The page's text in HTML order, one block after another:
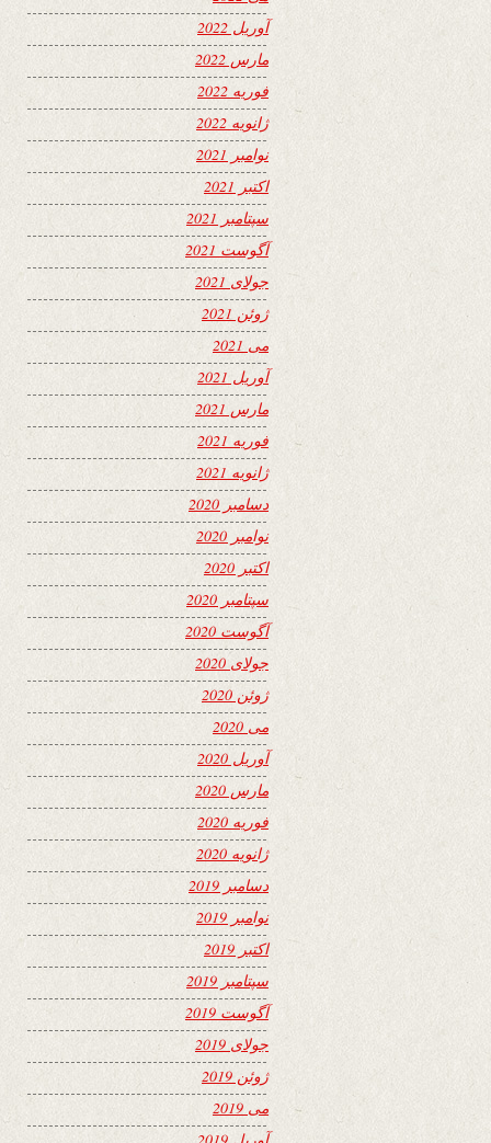
آوریل 2022
مارس 2022
فوریه 2022
ژانویه 2022
نوامبر 2021
اکتبر 2021
سپتامبر 2021
آگوست 2021
جولای 2021
ژوئن 2021
می 2021
آوریل 2021
مارس 2021
فوریه 2021
ژانویه 2021
دسامبر 2020
نوامبر 2020
اکتبر 2020
سپتامبر 2020
آگوست 2020
جولای 2020
ژوئن 2020
می 2020
آوریل 2020
مارس 2020
فوریه 2020
ژانویه 2020
دسامبر 2019
نوامبر 2019
اکتبر 2019
سپتامبر 2019
آگوست 2019
جولای 2019
ژوئن 2019
می 2019